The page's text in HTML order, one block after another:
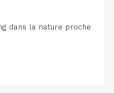
dans la nature proche